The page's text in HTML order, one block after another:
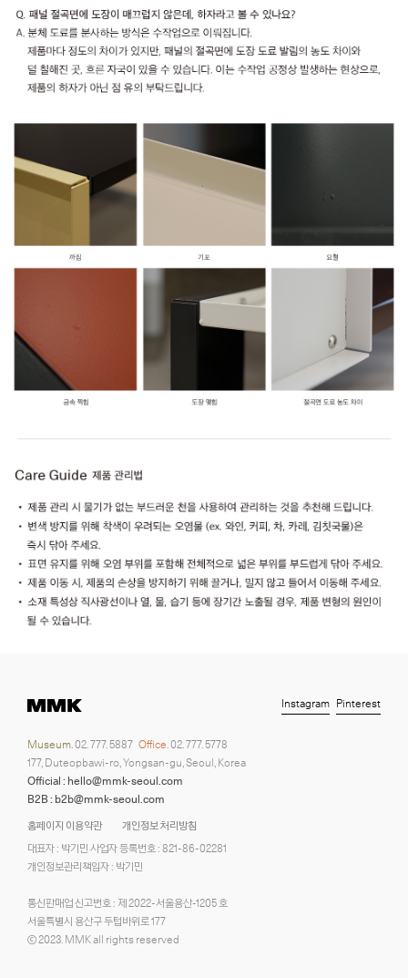
홈페이지 이용약관
개인정보 처리방침
대표자 : 박기민 사업자 등록번호 : 821-86-02281
개인정보관리책임자 : 박기민
통신판매업 신고번호 : 제 2022-서울용산-1205 호
서울특별시 용산구 두텁바위로 177
ⓒ 2023. MMK all rights reserved
Museum.02. 777. 5887 Office.02. 777. 5778
177, Duteopbawi-ro, Yongsan-gu, Seoul, Korea
Official : hello@mmk-seoul.com
B2B : b2b@mmk-seoul.com
Instagram Pinterest